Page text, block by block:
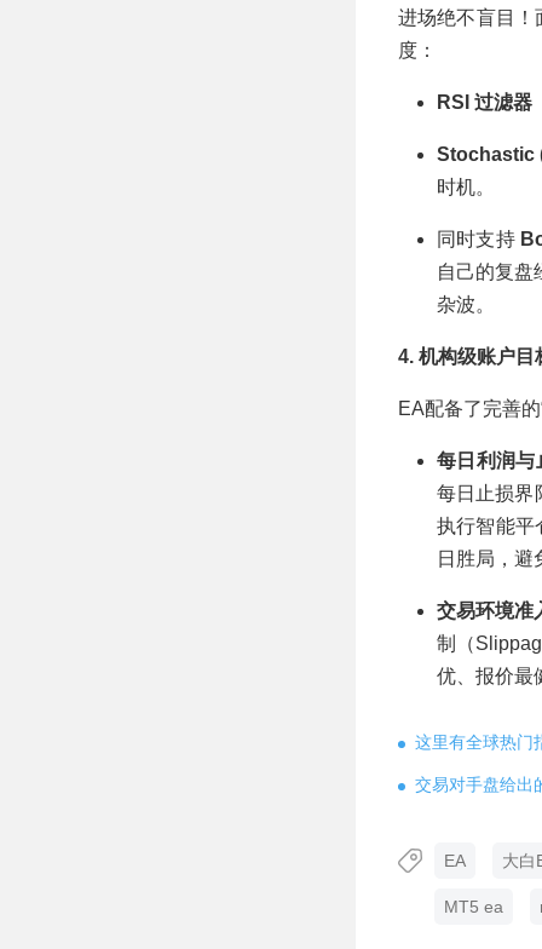
进场绝不盲目！
度：
RSI 过滤器
Stochastic
时机。
同时支持
自己的复盘
杂波。
4. 机构级账户
EA配备了完善
每日利润与
每日止损界
执行智能平
日胜局，避
交易环境准
制（
优、报价最
这里有全球热门
交易对手盘给出
EA 大白
MT5 ea